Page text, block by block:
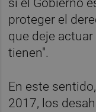
si el Gobierno
proteger el
que deje
tienen".
En este
2017, los